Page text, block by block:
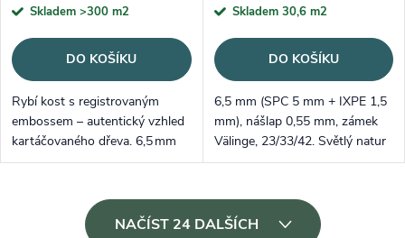
Skladem >300 m2
DO KOŠÍKU
Rybí kost s registrovaným
embossem – autentický vzhled
kartáčovaného dřeva. 6,5 mm
(SPC 5 mm + IXPE 1,5 mm),
610×122 mm. Středně tmavý
Skladem 30,6 m2
DO KOŠÍKU
6,5 mm (SPC 5 mm + IXPE 1,5
mm), nášlap 0,55 mm, zámek
Välinge, 23/33/42. Světlý natur
odstín, registrovaný emboss.
Ovládací prvky výpisu
NAČÍST 24 DALŠÍCH